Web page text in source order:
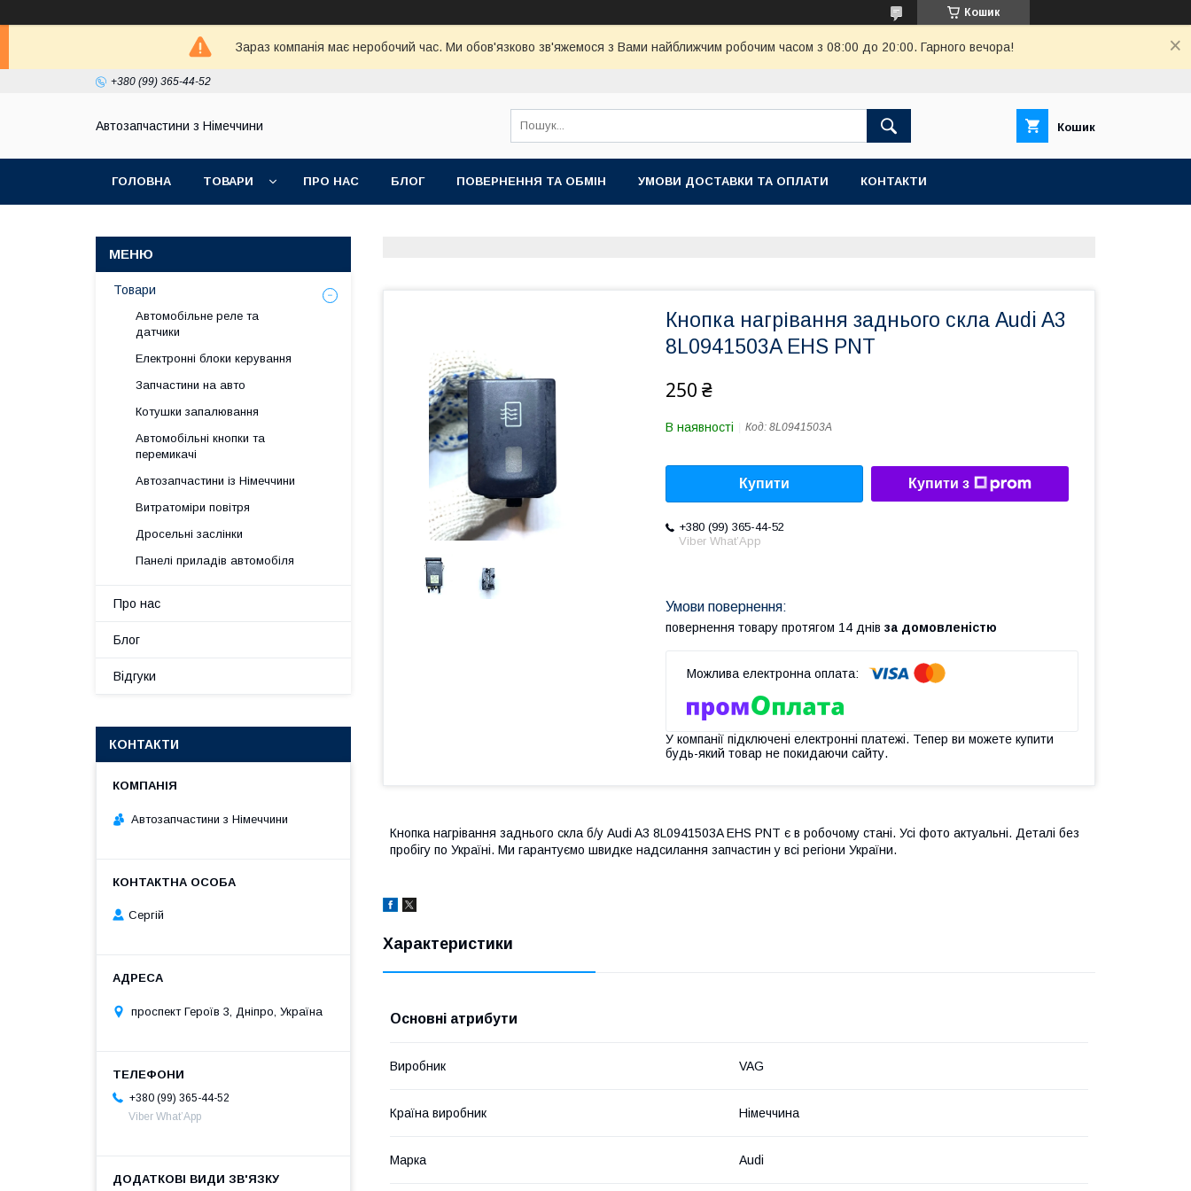
Кошик
Зараз компанія має неробочий час. Ми обов'язково зв'яжемося з Вами найближчим робочим часом з 08:00 до 20:00. Гарного вечора!
+380 (99) 365-44-52
Автозапчастини з Німеччини Кошик
ГОЛОВНА ТОВАРИ ПРО НАС БЛОГ ПОВЕРНЕННЯ ТА ОБМІН УМОВИ ДОСТАВКИ ТА ОПЛАТИ КОНТАКТИ
Кнопка нагрівання заднього скла Audi A3
8L0941503A EHS PNT
250 ₴
В наявності Код: 8L0941503A
Купити Купити з
+380 (99) 365-44-52
Viber What’App
повернення товару протягом 14 днів за домовленістю
У компанії підключені електронні платежі. Тепер ви можете купити
будь-який товар не покидаючи сайту.
Кнопка нагрівання заднього скла б/у Audi A3 8L0941503A EHS PNT є в робочому стані. Усі фото актуальні. Деталі без
пробігу по Україні. Ми гарантуємо швидке надсилання запчастин у всі регіони України.
Характеристики
Основні атрибути
Виробник VAG
Країна виробник Німеччина
Марка Audi
Товари
Автомобільне реле та
датчики
Електронні блоки керування
Запчастини на авто
Котушки запалювання
Автомобільні кнопки та
перемикачі
Автозапчастини із Німеччини
Витратоміри повітря
Дросельні заслінки
Панелі приладів автомобіля
Про нас
Блог
Відгуки
КОНТАКТИ
Автозапчастини з Німеччини
Сергій
проспект Героїв 3, Дніпро, Україна
+380 (99) 365-44-52
Viber What’App